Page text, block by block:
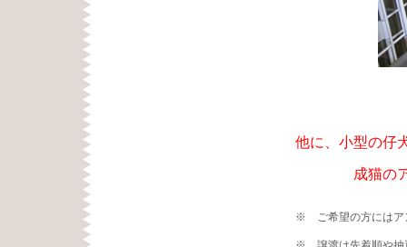
他に、小型の仔
成猫のアメ
※ ご希望の方にはア